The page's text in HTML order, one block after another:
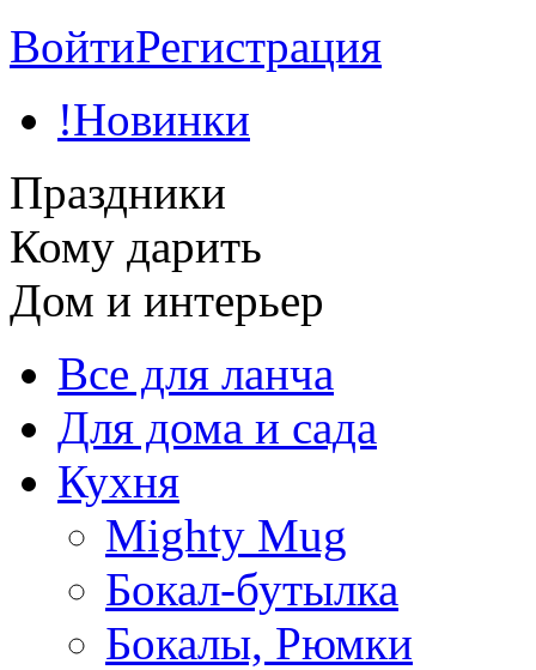
ВойтиРегистрация
!Новинки
Праздники
Кому дарить
Дом и интерьер
Все для ланча
Для дома и сада
Кухня
Mighty Mug
Бокал-бутылка
Бокалы, Рюмки